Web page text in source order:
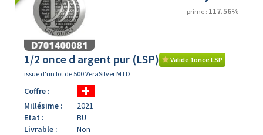
prime : 117.56%
1/2 once d argent pur (LSP)
Valide 1once LSP
issue d'un lot de 500 VeraSilver MTD
Coffre :
Millésime :
2021
Etat :
BU
Livrable :
Non